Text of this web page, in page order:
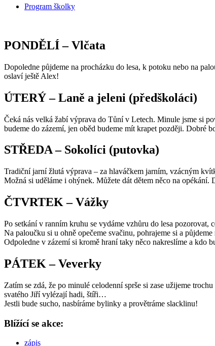
Program školky
PONDĚLÍ – Vlčata
Dopoledne půjdeme na procházku do lesa, k potoku nebo na
oslaví ještě Alex!
ÚTERÝ – Laně a jeleni (předškoláci)
Čeká nás velká žabí výprava do Tůní v Letech. Minule jsme si
budeme do zázemí, jen oběd budeme mít krapet později. Dobré
STŘEDA – Sokolíci (putovka)
Tradiční jarní žlutá výprava – za hlaváčkem jarním, vzácným
Možná si uděláme i ohýnek. Můžete dát dětem něco na
ČTVRTEK – Vážky
Po setkání v ranním kruhu se vydáme vzhůru do lesa
Na paloučku si u ohně opečeme svačinu, pohrajeme si a půjdeme
Odpoledne v zázemí si kromě hraní taky něco nakreslíme a kdo
PÁTEK – Veverky
Zatím se zdá, že po minulé celodenní sprše si zase užijeme
svatého Jiří vylézají hadi, štíři…
Jestli bude sucho, nasbíráme bylinky a provětráme slacklinu!
Blížící se akce:
zápis